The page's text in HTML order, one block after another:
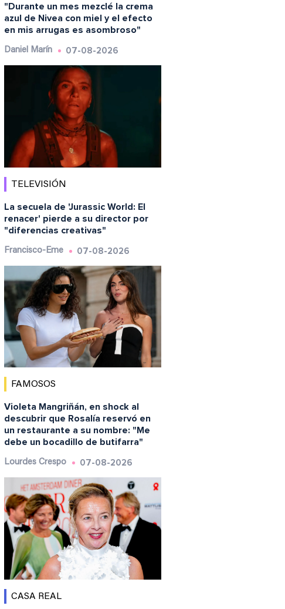
"Durante un mes mezclé la crema
azul de Nivea con miel y el efecto
en mis arrugas es asombroso"
Daniel Marín 07-08-2026
TELEVISIÓN
La secuela de 'Jurassic World: El
renacer' pierde a su director por
"diferencias creativas"
Francisco-Eme 07-08-2026
FAMOSOS
Violeta Mangriñán, en shock al
descubrir que Rosalía reservó en
un restaurante a su nombre: "Me
debe un bocadillo de butifarra"
Lourdes Crespo 07-08-2026
CASA REAL